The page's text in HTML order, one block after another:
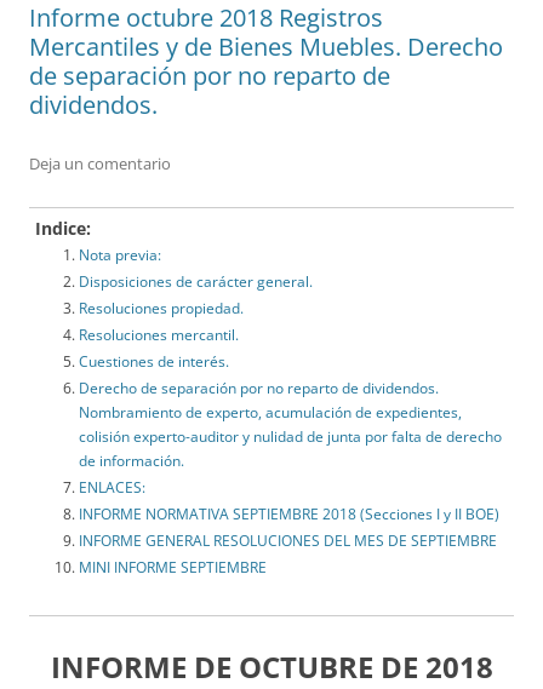
Informe octubre 2018 Registros
Mercantiles y de Bienes Muebles. Derecho
de separación por no reparto de
dividendos.
Deja un comentario
Indice:
Nota previa:
Disposiciones de carácter general.
Resoluciones propiedad.
Resoluciones mercantil.
Cuestiones de interés.
Derecho de separación por no reparto de dividendos.
Nombramiento de experto, acumulación de expedientes,
colisión experto-auditor y nulidad de junta por falta de derecho
de información.
ENLACES:
INFORME NORMATIVA SEPTIEMBRE 2018 (Secciones I y II BOE)
INFORME GENERAL RESOLUCIONES DEL MES DE SEPTIEMBRE
MINI INFORME SEPTIEMBRE
INFORME DE OCTUBRE DE 2018